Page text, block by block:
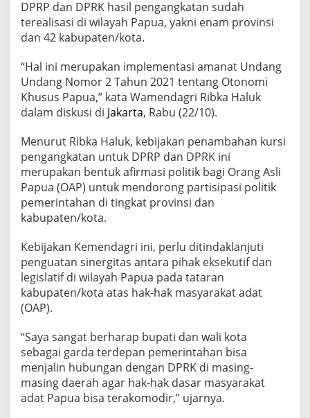
t
a
a
n
a
O
t
u
s
P
a
p
u
a
n
g
a
n
a
n
g
k
a
s
DPRP dan DPRK hasil pengangkatan sudah
terealisasi di wilayah Papua, yakni enam provinsi
dan 42 kabupaten/kota.
“Hal ini merupakan implementasi amanat Undang
Undang Nomor 2 Tahun 2021 tentang Otonomi
Khusus Papua,” kata Wamendagri Ribka Haluk
dalam diskusi di Jakarta, Rabu (22/10).
Menurut Ribka Haluk, kebijakan penambahan kursi
pengangkatan untuk DPRP dan DPRK ini
merupakan bentuk afirmasi politik bagi Orang Asli
Papua (OAP) untuk mendorong partisipasi politik
pemerintahan di tingkat provinsi dan
kabupaten/kota.
Kebijakan Kemendagri ini, perlu ditindaklanjuti
penguatan sinergitas antara pihak eksekutif dan
legislatif di wilayah Papua pada tataran
kabupaten/kota atas hak-hak masyarakat adat
(OAP).
“Saya sangat berharap bupati dan wali kota
sebagai garda terdepan pemerintahan bisa
menjalin hubungan dengan DPRK di masing-
masing daerah agar hak-hak dasar masyarakat
adat Papua bisa terakomodir,” ujarnya.